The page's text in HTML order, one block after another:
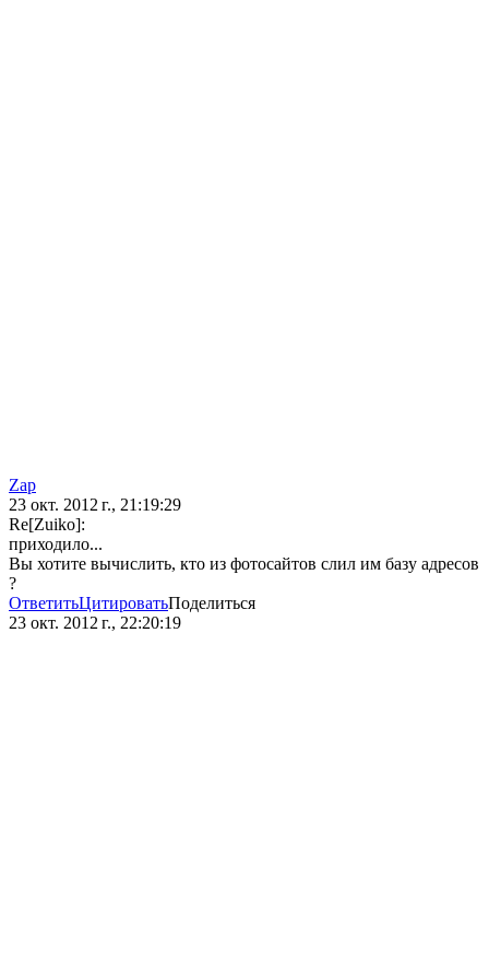
Zap
23 окт. 2012 г., 21:19:29
Re[Zuiko]:
приходило...
Вы хотите вычислить, кто из фотосайтов слил им базу адресов
?
ОтветитьЦитироватьПоделиться
23 окт. 2012 г., 22:20:19